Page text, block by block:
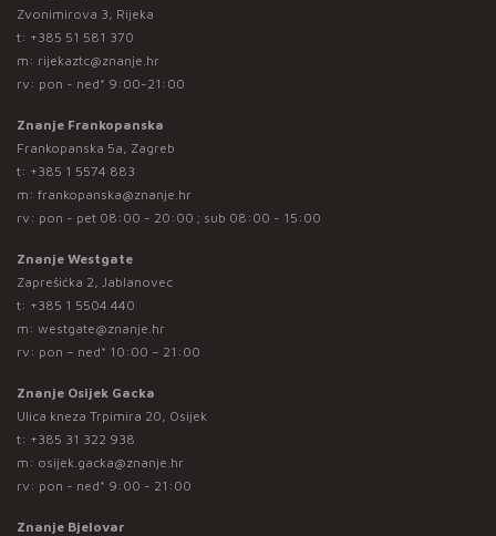
Zvonimirova 3, Rijeka
t: +385 51 581 370
m: rijekaztc@znanje.hr
rv: pon - ned* 9:00-21:00
Znanje Frankopanska
Frankopanska 5a, Zagreb
t: +385 1 5574 883
m: frankopanska@znanje.hr
rv: pon - pet 08:00 - 20:00 ; sub 08:00 - 15:00
Znanje Westgate
Zaprešićka 2, Jablanovec
t: +385 1 5504 440
m: westgate@znanje.hr
rv: pon – ned* 10:00 – 21:00
Znanje Osijek Gacka
Ulica kneza Trpimira 20, Osijek
t: +385 31 322 938
m: osijek.gacka@znanje.hr
rv: pon - ned* 9:00 - 21:00
Znanje Bjelovar